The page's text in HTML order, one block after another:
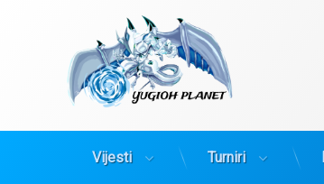
Vijesti Turniri